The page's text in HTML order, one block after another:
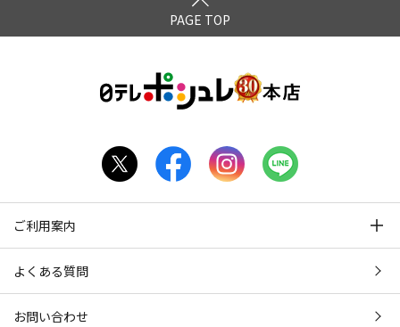
PAGE TOP
ご利用案内
よくある質問
お問い合わせ